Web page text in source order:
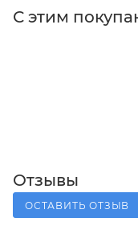
С этим
Отзывы
ОСТАВИТЬ ОТЗЫВ